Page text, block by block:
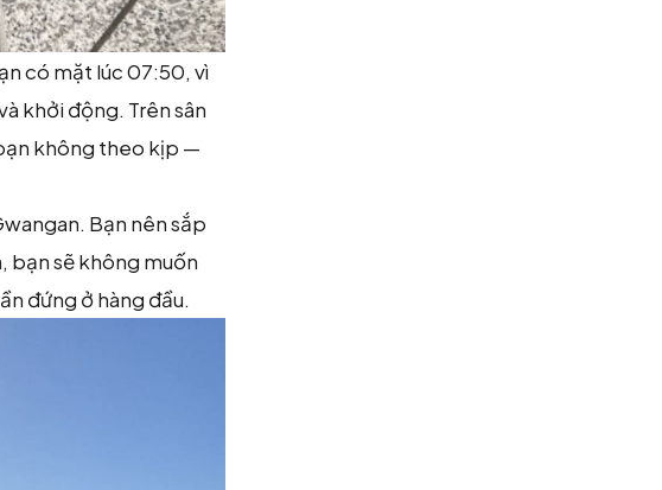
có mặt lúc 07:50, vì
khởi động. Trên sân
không theo kịp —
Bạn nên sắp
bạn sẽ không muốn
đứng ở hàng đầu.